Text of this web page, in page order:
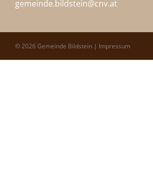
gemeinde.bildstein@cnv.at
© 2026 Gemeinde Bildstein | Impressum